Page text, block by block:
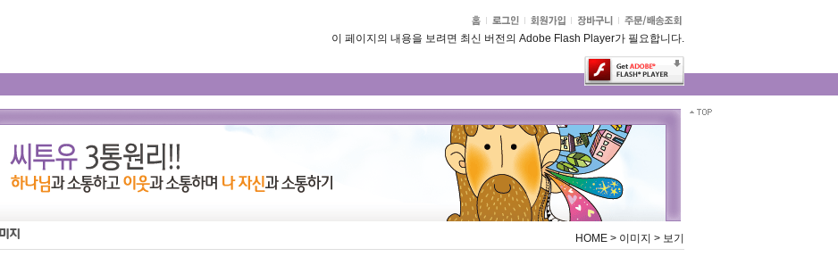
이 페이지의 내용을 보려면 최신 버전의 Adobe Flash Player가 필요합니다.
HOME > 이미지 > 보기